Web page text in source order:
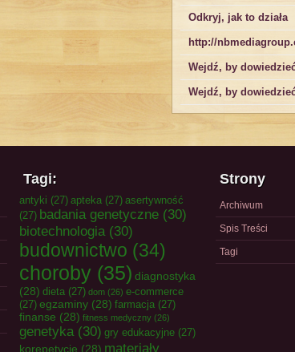
Odkryj, jak to działa
http://
Wejdź, by
Wejdź, by
Tagi:
antyki (27) apteka (27) asertywność
(27) badania genetyczne (30)
biotechnologia(30)
budownictwo (34)
choroby (35) diagnostyka
(28) dieta (27) dom (26) e-commerce
(27) egzaminy (28) farmacja (27)
finanse (28) fitness medyczny (26)
genetyka(30) gry edukacyjne (27)
korepetycje (28) materiały
Strony
Archiwum
Spis Treści
Tagi